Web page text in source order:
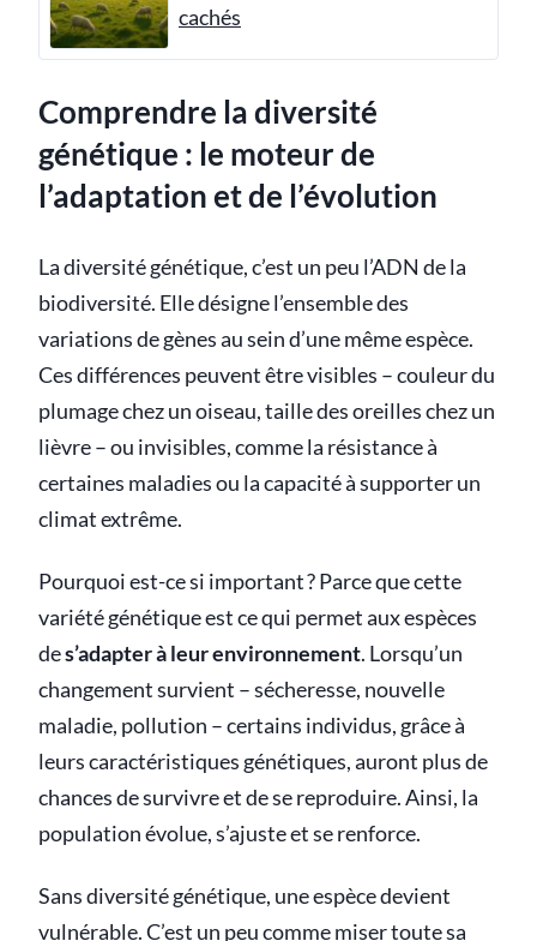
cachés
Comprendre la diversité
génétique : le moteur de
l’adaptation et de l’évolution
La diversité génétique, c’est un peu l’ADN de la
biodiversité. Elle désigne l’ensemble des
variations de gènes au sein d’une même espèce.
Ces différences peuvent être visibles – couleur du
plumage chez un oiseau, taille des oreilles chez un
lièvre – ou invisibles, comme la résistance à
certaines maladies ou la capacité à supporter un
climat extrême.
Pourquoi est-ce si important ? Parce que cette
variété génétique est ce qui permet aux espèces
des’adapter à leur environnement. Lorsqu’un
changement survient – sécheresse, nouvelle
maladie, pollution – certains individus, grâce à
leurs caractéristiques génétiques, auront plus de
chances de survivre et de se reproduire. Ainsi, la
population évolue, s’ajuste et se renforce.
Sans diversité génétique, une espèce devient
vulnérable. C’est un peu comme miser toute sa